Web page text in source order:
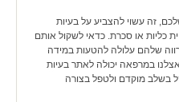
זה עשוי להצביע על בעיות
כליות או סכרת. כדאי לשקול אותם
שלהם עלולה להטעות במידה
במרפאה יכולה לאתר בעיות
בשלב מוקדם ולטפל בצורה